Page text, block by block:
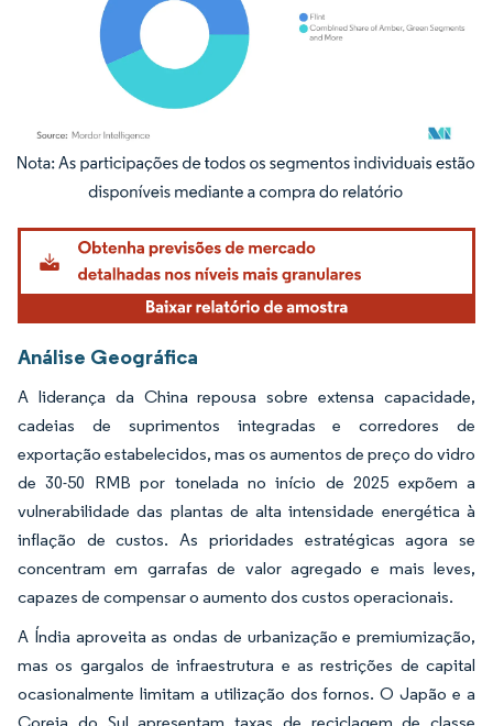
Imagem © Mordor Intelligence. O reuso requer atribuição conforme CC BY 4.0.
Análise Geográfica
A liderança da China repousa sobre extensa capacidade,
cadeias de suprimentos integradas e corredores de
exportação estabelecidos, mas os aumentos de preço do vidro
de 30-50 RMB por tonelada no início de 2025 expõem a
vulnerabilidade das plantas de alta intensidade energética à
inflação de custos. As prioridades estratégicas agora se
concentram em garrafas de valor agregado e mais leves,
capazes de compensar o aumento dos custos operacionais.
A Índia aproveita as ondas de urbanização e premiumização,
mas os gargalos de infraestrutura e as restrições de capital
ocasionalmente limitam a utilização dos fornos. O Japão e a